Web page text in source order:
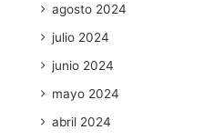
agosto 2024
julio 2024
junio 2024
mayo 2024
abril 2024